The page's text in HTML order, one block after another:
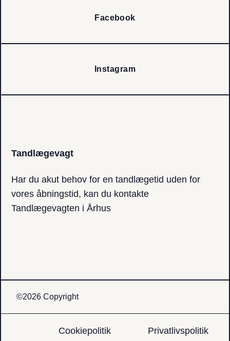
Facebook
Instagram
Tandlægevagt
Har du akut behov for en tandlægetid uden for
vores åbningstid, kan du kontakte
Tandlægevagten i Århus
©2026 Copyright
Cookiepolitik Privatlivspolitik